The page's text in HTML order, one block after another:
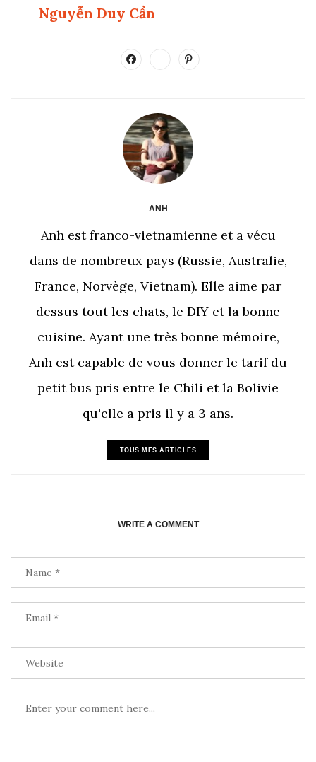
Nguyễn Duy Cần
ANH
Anh est franco-vietnamienne et a vécu
dans de nombreux pays (Russie, Australie,
France, Norvège, Vietnam). Elle aime par
dessus tout les chats, le DIY et la bonne
cuisine. Ayant une très bonne mémoire,
Anh est capable de vous donner le tarif du
petit bus pris entre le Chili et la Bolivie
qu'elle a pris il y a 3 ans.
TOUS MES ARTICLES
WRITE A COMMENT